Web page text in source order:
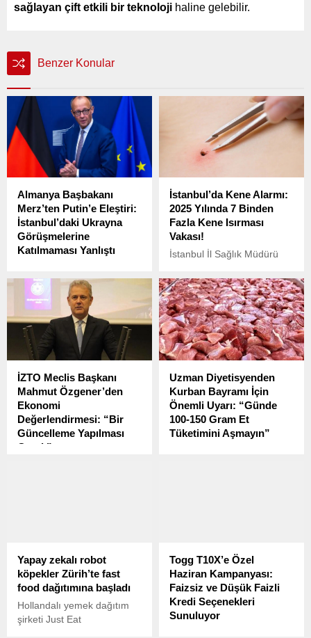
sağlayan çift etkili bir teknoloji haline gelebilir.
Benzer Konular
Almanya Başbakanı
Merz’ten Putin’e Eleştiri:
İstanbul’daki Ukrayna
Görüşmelerine
Katılmaması Yanlıştı
Friedrich Merz, Rusya
Devlet Başkanı Vladimir
Putin’in İstanbul’da
gerçekleşen Ukrayna barış
görüşmelerine
katılmamasını sert şekilde
İstanbul’da Kene Alarmı:
2025 Yılında 7 Binden
Fazla Kene Isırması
Vakası!
İstanbul İl Sağlık Müdürü
Güner, 2025 yılında
İstanbul’da sağlık
kuruluşlarına bildirilen
toplam 7 bin 2 kene
ısırması vakası yaşandığını
açıkladı.
İZTO Meclis Başkanı
Mahmut Özgener’den
Ekonomi
Değerlendirmesi: “Bir
Güncelleme Yapılması
Gerek”
Uzman Diyetisyenden
Kurban Bayramı İçin
Önemli Uyarı: “Günde
100-150 Gram Et
Tüketimini Aşmayın”
Yapay zekalı robot
köpekler Zürih’te fast
food dağıtımına başladı
Hollandalı yemek dağıtım
şirketi Just Eat
Togg T10X’e Özel
Haziran Kampanyası:
Faizsiz ve Düşük Faizli
Kredi Seçenekleri
Sunuluyor